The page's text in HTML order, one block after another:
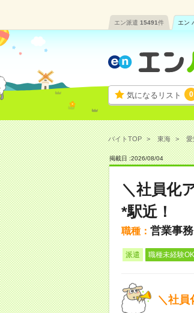
エン派遣 15491件 エン
気になるリスト 0
バイトTOP 東海 愛
掲載日 :2026/08/04
＼社員化
*駅近！
職種： 営業事務
派遣 職種未経験OK
＼社員